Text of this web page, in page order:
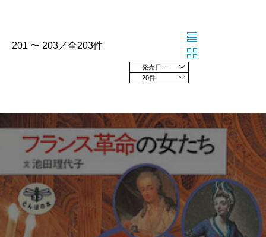
201 〜 203／全203件
20件